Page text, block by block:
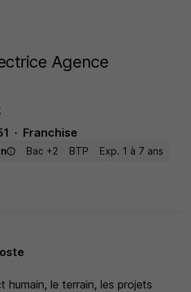
Agence
Franchise
Bac +2 BTP
Exp. 1 à 7 ans
humain, le terrain, les projets